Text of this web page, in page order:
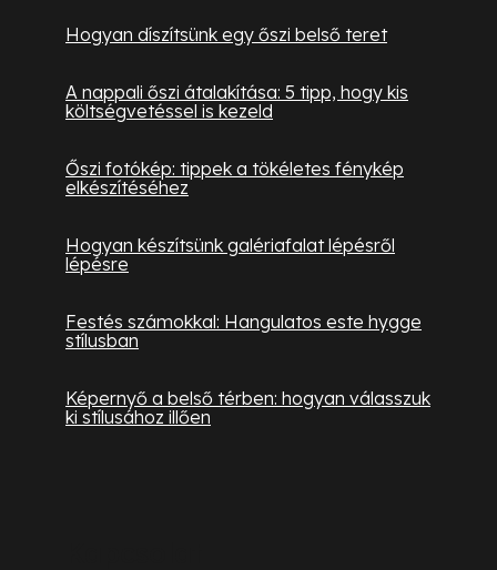
Hogyan díszítsünk egy őszi belső teret
A nappali őszi átalakítása: 5 tipp, hogy kis
költségvetéssel is kezeld
Őszi fotókép: tippek a tökéletes fénykép
elkészítéséhez
Hogyan készítsünk galériafalat lépésről
lépésre
Festés számokkal: Hangulatos este hygge
stílusban
Képernyő a belső térben: hogyan válasszuk
ki stílusához illően